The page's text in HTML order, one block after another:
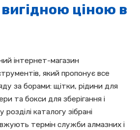
вигідною ціною в
інтернет-магазин
який пропонує все
за борами: щітки, рідини для
та бокси для зберігання і
розділі каталогу зібрані
термін служби алмазних і